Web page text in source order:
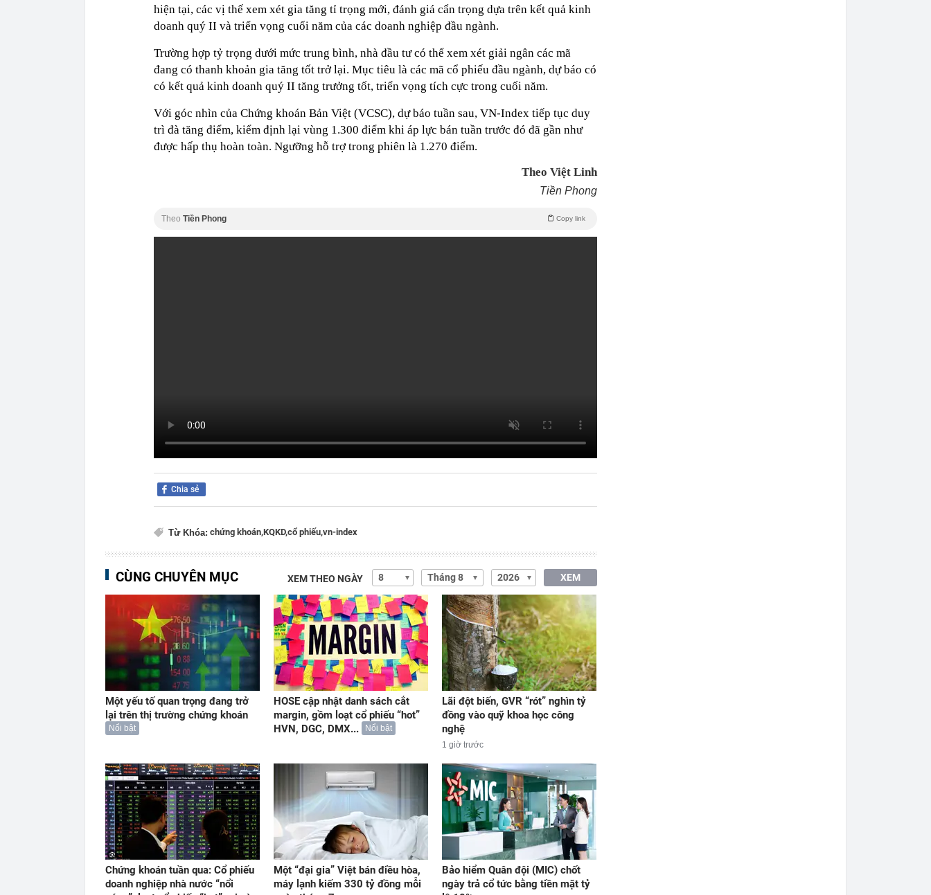
hiện tại, các vị thế xem xét gia tăng tỉ trọng mới, đánh giá cẩn trọng dựa trên kết quả kinh
doanh quý II và triển vọng cuối năm của các doanh nghiệp đầu ngành.
Trường hợp tỷ trọng dưới mức trung bình, nhà đầu tư có thể xem xét giải ngân các mã
đang có thanh khoản gia tăng tốt trở lại. Mục tiêu là các mã cổ phiếu đầu ngành, dự báo có
có kết quả kinh doanh quý II tăng trưởng tốt, triển vọng tích cực trong cuối năm.
Với góc nhìn của Chứng khoán Bản Việt (VCSC), dự báo tuần sau, VN-Index tiếp tục duy
trì đà tăng điểm, kiểm định lại vùng 1.300 điểm khi áp lực bán tuần trước đó đã gần như
được hấp thụ hoàn toàn. Ngưỡng hỗ trợ trong phiên là 1.270 điểm.
Theo Việt Linh
Tiền Phong
Theo Tiền Phong Copy link
Chia sẻ
Từ Khóa: chứng khoán,KQKD,cổ phiếu,vn-index
CÙNG CHUYÊN MỤC XEM THEO NGÀY XEM
Một yếu tố quan trọng đang trở
lại trên thị trường chứng khoán
Nổi bật
HOSE cập nhật danh sách cắt
margin, gồm loạt cổ phiếu “hot”
HVN, DGC, DMX...
Nổi bật
Lãi đột biến, GVR “rót” nghìn tỷ
đồng vào quỹ khoa học công
nghệ
1 giờ trước
Chứng khoán tuần qua: Cổ phiếu
doanh nghiệp nhà nước “nổi
Một “đại gia” Việt bán điều hòa,
máy lạnh kiếm 330 tỷ đồng mỗi
Bảo hiểm Quân đội (MIC) chốt
ngày trả cổ tức bằng tiền mặt tỷ